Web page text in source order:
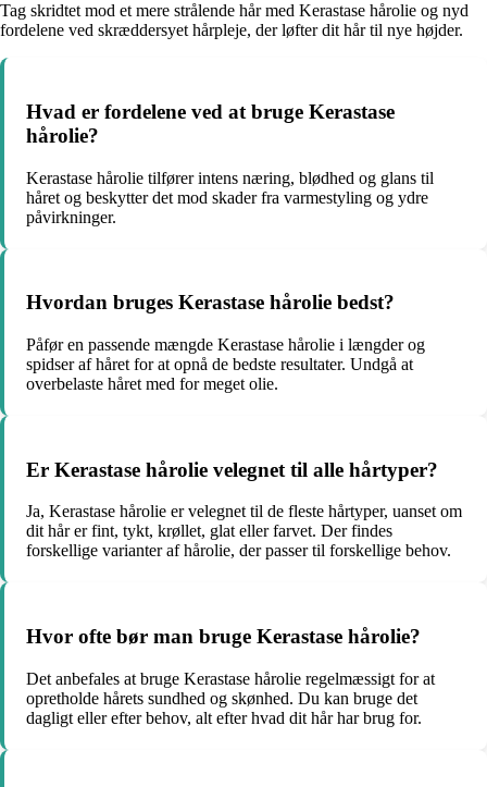
Tag skridtet mod et mere strålende hår med Kerastase hårolie og nyd
fordelene ved skræddersyet hårpleje, der løfter dit hår til nye højder.
Hvad er fordelene ved at bruge Kerastase
hårolie?
Kerastase hårolie tilfører intens næring, blødhed og glans til
håret og beskytter det mod skader fra varmestyling og ydre
påvirkninger.
Hvordan bruges Kerastase hårolie bedst?
Påfør en passende mængde Kerastase hårolie i længder og
spidser af håret for at opnå de bedste resultater. Undgå at
overbelaste håret med for meget olie.
Er Kerastase hårolie velegnet til alle hårtyper?
Ja, Kerastase hårolie er velegnet til de fleste hårtyper, uanset om
dit hår er fint, tykt, krøllet, glat eller farvet. Der findes
forskellige varianter af hårolie, der passer til forskellige behov.
Hvor ofte bør man bruge Kerastase hårolie?
Det anbefales at bruge Kerastase hårolie regelmæssigt for at
opretholde hårets sundhed og skønhed. Du kan bruge det
dagligt eller efter behov, alt efter hvad dit hår har brug for.